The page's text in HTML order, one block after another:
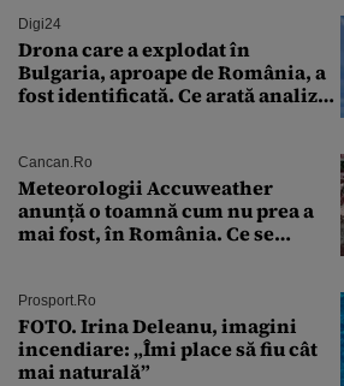
Digi24
Drona care a explodat în
Bulgaria, aproape de România, a
fost identificată. Ce arată analiza
Cancan.ro
Meteorologii Accuweather
anunță o toamnă cum nu prea a
mai fost, în România. Ce se
București. Pe ce dată ninge
Prosport.ro
FOTO. Irina Deleanu, imagini
incendiare: „Îmi place să fiu cât
mai naturală”